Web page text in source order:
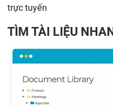
trực tuyến
TÌM TÀI LIỆU